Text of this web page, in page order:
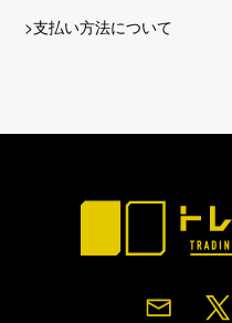
>支払い方法について